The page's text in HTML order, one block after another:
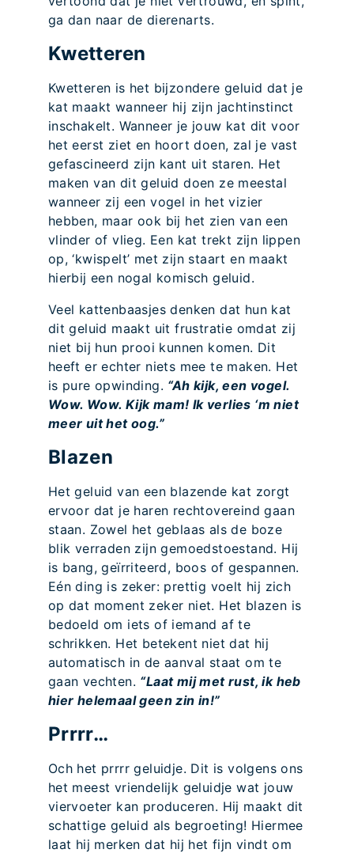
ga dan naar de dierenarts.
Kwetteren
Kwetteren is het bijzondere geluid dat je
kat maakt wanneer hij zijn jachtinstinct
inschakelt. Wanneer je jouw kat dit voor
het eerst ziet en hoort doen, zal je vast
gefascineerd zijn kant uit staren. Het
maken van dit geluid doen ze meestal
wanneer zij een vogel in het vizier
hebben, maar ook bij het zien van een
vlinder of vlieg. Een kat trekt zijn lippen
op, ‘kwispelt’ met zijn staart en maakt
hierbij een nogal komisch geluid.
Veel kattenbaasjes denken dat hun kat
dit geluid maakt uit frustratie omdat zij
niet bij hun prooi kunnen komen. Dit
heeft er echter niets mee te maken. Het
is pure opwinding. “Ah kijk, een vogel.
Wow. Wow. Kijk mam! Ik verlies ‘m niet
meer uit het oog.”
Blazen
Het geluid van een blazende kat zorgt
ervoor dat je haren rechtovereind gaan
staan. Zowel het geblaas als de boze
blik verraden zijn gemoedstoestand. Hij
is bang, geïrriteerd, boos of gespannen.
Eén ding is zeker: prettig voelt hij zich
op dat moment zeker niet. Het blazen is
bedoeld om iets of iemand af te
schrikken. Het betekent niet dat hij
automatisch in de aanval staat om te
gaan vechten. “Laat mij met rust, ik heb
hier helemaal geen zin in!”
Prrrr…
Och het prrrr geluidje. Dit is volgens ons
het meest vriendelijk geluidje wat jouw
viervoeter kan produceren. Hij maakt dit
schattige geluid als begroeting! Hiermee
laat hij merken dat hij het fijn vindt om